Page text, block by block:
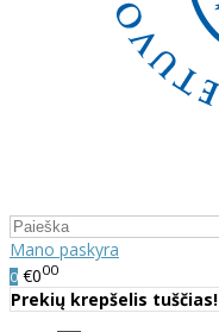
Mano paskyra
0 €000
Prekių krepšelis tuščias!